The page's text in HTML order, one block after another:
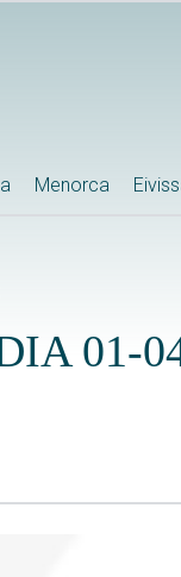
Menorca
01-